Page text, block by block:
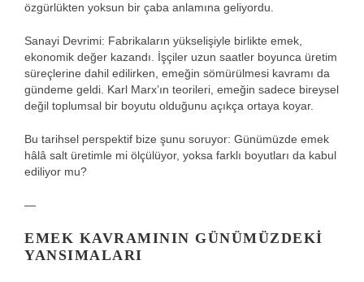
özgürlükten yoksun bir çaba anlamına geliyordu.
Sanayi Devrimi: Fabrikaların yükselişiyle birlikte emek,
ekonomik değer kazandı. İşçiler uzun saatler boyunca üretim
süreçlerine dahil edilirken, emeğin sömürülmesi kavramı da
gündeme geldi. Karl Marx’ın teorileri, emeğin sadece bireysel
değil toplumsal bir boyutu olduğunu açıkça ortaya koyar.
Bu tarihsel perspektif bize şunu soruyor: Günümüzde emek
hâlâ salt üretimle mi ölçülüyor, yoksa farklı boyutları da kabul
ediliyor mu?
—
EMEK KAVRAMININ GÜNÜMÜZDEKI
YANSIMALARI